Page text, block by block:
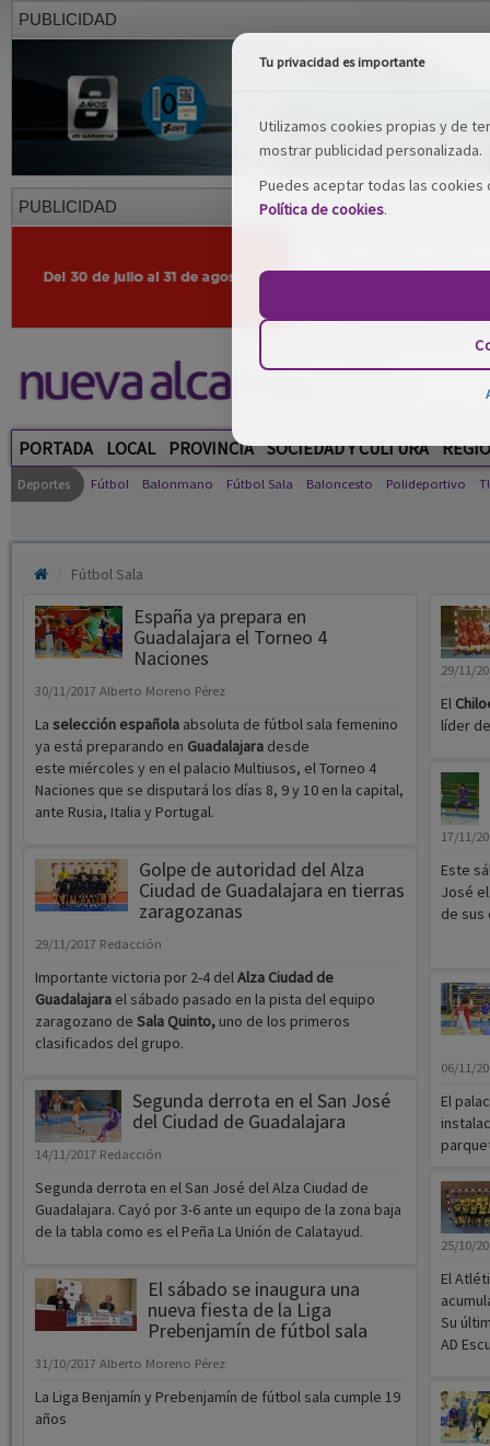
PUBLICIDAD
PUBLICIDAD
PORTADA LOCAL PROVINCIA SOCIEDAD Y CULTURA
Deportes Fútbol Balonmano Fútbol Sala Baloncesto Polideportivo
Fútbol Sala
España ya prepara en
Guadalajara el Torneo 4
Naciones
30/11/2017 Alberto Moreno Pérez
La selección españolaabsoluta de fútbol sala femenino
ya está preparando en Guadalajaradesde
este miércoles y en el palacio Multiusos, el Torneo 4
Naciones que se disputará los días 8, 9 y 10 en la capital,
ante Rusia, Italia y Portugal.
Golpe de autoridad del Alza
Ciudad de Guadalajara en tierras
zaragozanas
29/11/2017 Redacción
Importante victoria por 2-4 delAlza Ciudad de
Guadalajara el sábado pasado en la pista del equipo
zaragozano de Sala Quinto,uno de los primeros
clasificados del grupo.
Segunda derrota en el San José
del Ciudad de Guadalajara
14/11/2017 Redacción
Segunda derrota en el San José del Alza Ciudad de
Guadalajara. Cayó por 3-6 ante un equipo de la zona baja
de la tabla como es el Peña La Unión de Calatayud.
El sábado se inaugura una
nueva fiesta de la Liga
Prebenjamín de fútbol sala
31/10/2017 Alberto Moreno Pérez
La Liga Benjamín y Prebenjamín de fútbol sala cumple 19
años
29/11/
El
líder
17/11/
Este
José
de
06/11/
El
25/10/
El
Su
AD
Tu privacidad es importante
Utilizamos cookies propias y de
mostrar publicidad personalizada.
Puedes aceptar todas las
Política de cookies.